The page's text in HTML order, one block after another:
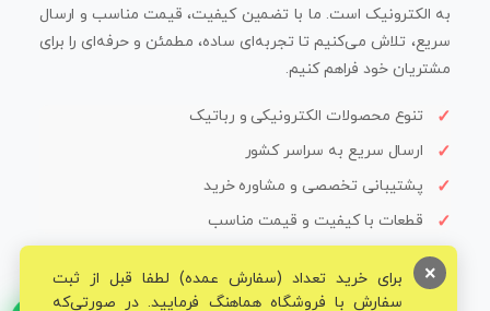
به الکترونیک است. ما با تضمین کیفیت، قیمت مناسب و ارسال
سریع، تلاش می‌کنیم تا تجربه‌ای ساده، مطمئن و حرفه‌ای را برای
مشتریان خود فراهم کنیم.
تنوع محصولات الکترونیکی و رباتیک
ارسال سریع به سراسر کشور
پشتیبانی تخصصی و مشاوره خرید
قطعات با کیفیت و قیمت مناسب
برای خرید تعداد (سفارش عمده) لطفا قبل از ثبت
سفارش با فروشگاه هماهنگ فرمایید. در صورتی‌که
×